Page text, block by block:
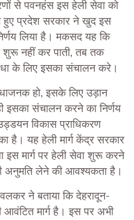
से पवनहंस इस हेली सेवा को
हुए प्रदेश सरकार ने खुद इस
लिया है। मकसद यह कि
नहीं कर पाती, तब तक
के लिए इसका संचालन करे।
हो, इसके लिए उड़ान
इसका संचालन करने का निर्णय
विकास प्राधिकरण
है। यह हेली मार्ग केंद्र सरकार
इस मार्ग पर हेली सेवा शुरू करने
अनुमति लेने की आवश्यकता है।
ने बताया कि देहरादून-
आवंटित मार्ग है। इस पर अभी